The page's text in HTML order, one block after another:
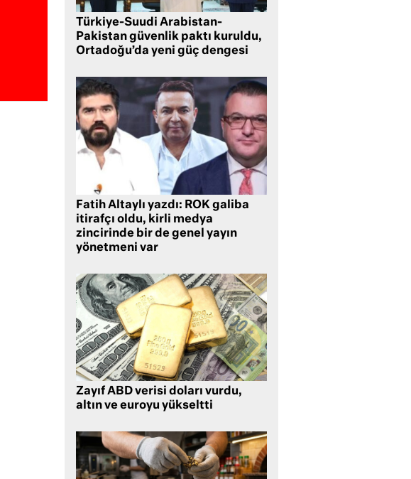
Türkiye-Suudi Arabistan-
Pakistan güvenlik paktı kuruldu,
Ortadoğu’da yeni güç dengesi
Fatih Altaylı yazdı: ROK galiba
itirafçı oldu, kirli medya
zincirinde bir de genel yayın
yönetmeni var
Zayıf ABD verisi doları vurdu,
altın ve euroyu yükseltti